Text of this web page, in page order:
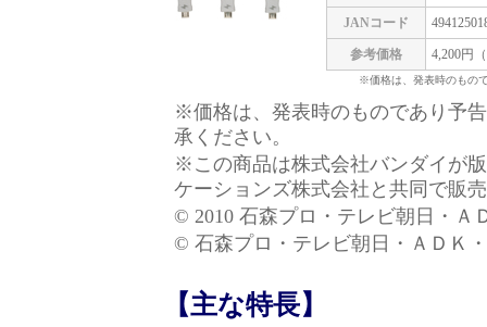
JANコード
参考価格 4,200円
※価格は、発表時のもの
※価格は、発表時のものであり予
承ください。
※この商品は株式会社バンダイが
ケーションズ株式会社と共同で販
© 2010 石森プロ・テレビ朝日・Ａ
© 石森プロ・テレビ朝日・ＡＤＫ
【主な特長】